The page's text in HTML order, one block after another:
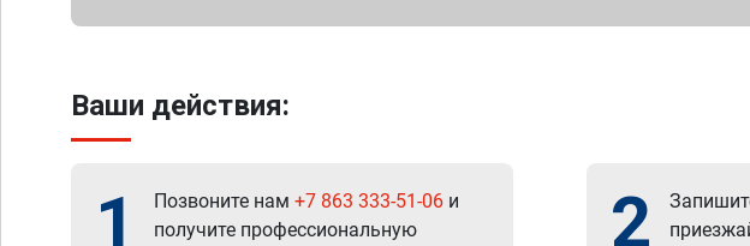
Ваши действия:
1 Позвоните нам +7 863 333-51-06 и
получите профессиональную
2